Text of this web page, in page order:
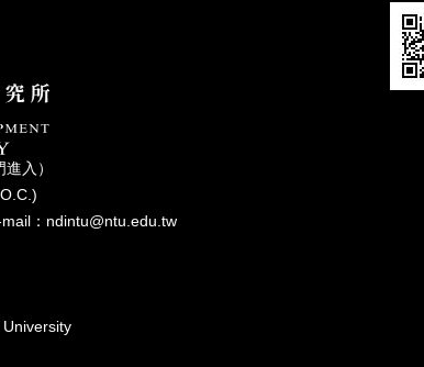
入）
mail：ndintu@ntu.edu.tw